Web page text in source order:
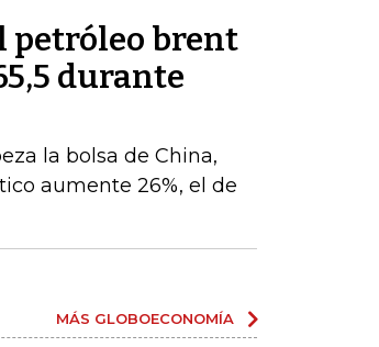
petróleo brent
durante
la bolsa de China,
aumente 26%, el de
MÁS GLOBOECONOMÍA